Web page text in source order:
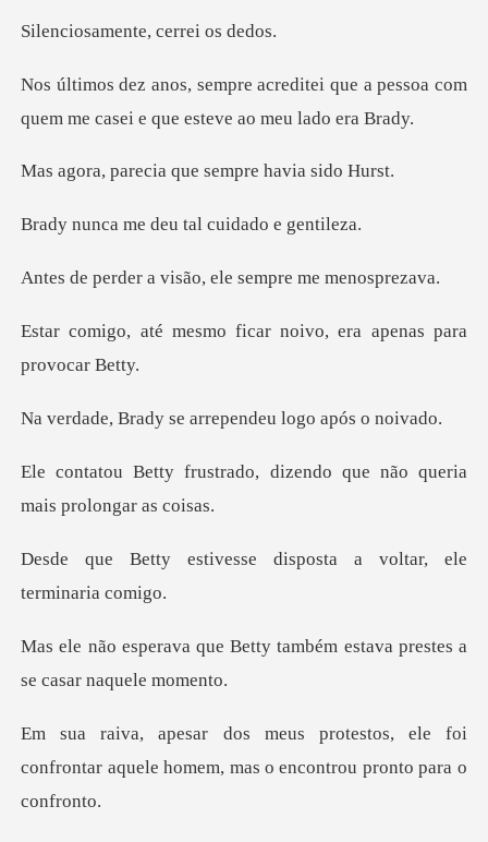
ente, cerre
tei que a pessoa com
quem me casei
ia que sempre ha
deu tal cuida
visão, ele sempr
ficar noivo, era apena
se arrependeu lo
do, dizendo que não queria
sse disposta a voltar,
tty também estava prestes a
s, ele foi
confrontar aquele homem, ma